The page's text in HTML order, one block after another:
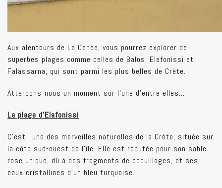
Aux alentours de La Canée, vous pourrez explorer de
superbes plages comme celles de Balos, Elafonissi et
Falassarna, qui sont parmi les plus belles de Crète.
Attardons-nous un moment sur l’une d’entre elles…
La plage d'Elafonissi
C’est l'une des merveilles naturelles de la Crète, située sur
la côte sud-ouest de l'île. Elle est réputée pour son sable
rose unique, dû à des fragments de coquillages, et ses
eaux cristallines d'un bleu turquoise.